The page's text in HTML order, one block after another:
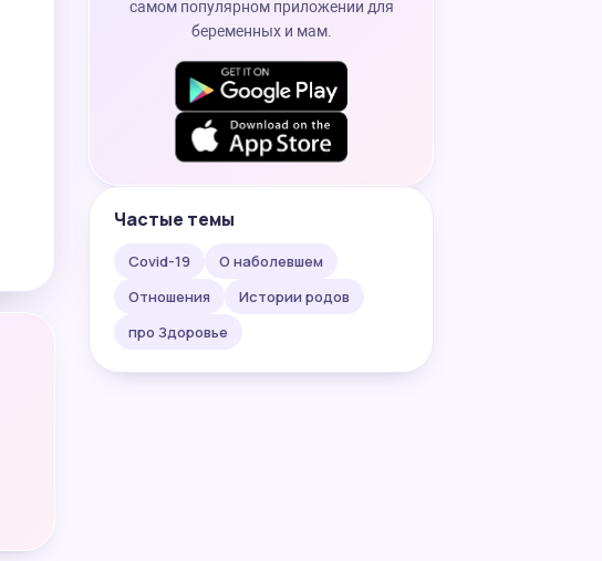
самом популярном приложении для
беременных и мам.
Частые темы
Covid-19
О наболевшем
Отношения
Истории родов
про Здоровье